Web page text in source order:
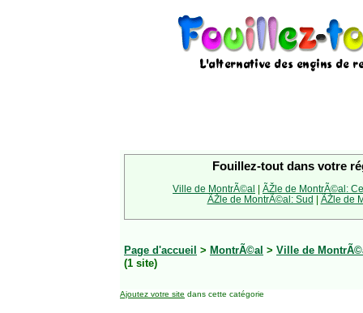
Fouillez-tout dans votre
Ville de MontrÃ©al | ÃŽle de MontrÃ©al:
ÃŽle de MontrÃ©al: Sud | ÃŽle de
Page d'accueil > MontrÃ©al > Ville de
(1 site)
Ajoutez votre site dans cette catégorie